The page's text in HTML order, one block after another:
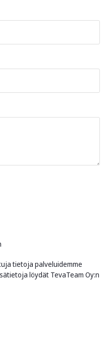
tietoja palveluidemme
löydät TevaTeam Oy:n